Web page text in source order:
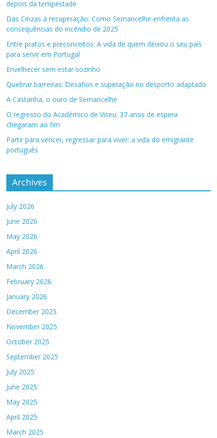
depois da tempestade
Das Cinzas à recuperação: Como Sernancelhe enfrenta as
consequências do incêndio de 2025
Entre pratos e preconceitos: A vida de quem deixou o seu país
para servir em Portugal
Envelhecer sem estar sozinho
Quebrar barreiras: Desafios e superação no desporto adaptado
A Castanha, o ouro de Sernancelhe
O regresso do Académico de Viseu: 37 anos de espera
chegaram ao fim
Partir para vencer, regressar para viver: a vida do emigrante
português
Archives
July 2026
June 2026
May 2026
April 2026
March 2026
February 2026
January 2026
December 2025
November 2025
October 2025
September 2025
July 2025
June 2025
May 2025
April 2025
March 2025